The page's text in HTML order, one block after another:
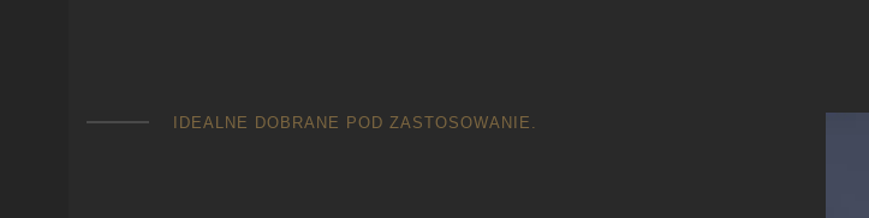
IDEALNE DOBRANE POD ZASTOSOWANIE.